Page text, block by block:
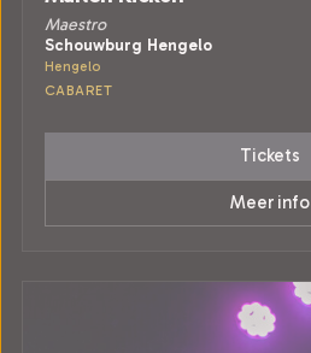
Maestro
Schouwburg Hengelo
Hengelo
CABARET
Tickets
Meer info